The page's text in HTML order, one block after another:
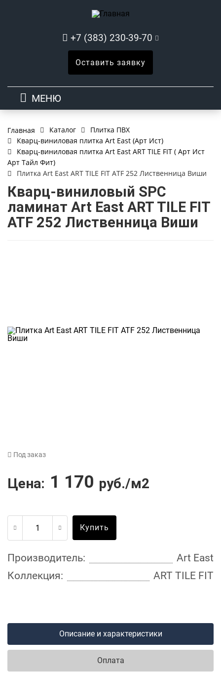
+7 (383) 230-39-70
Оставить заявку
МЕНЮ
Главная Каталог
Плитка ПВХ
Кварц-виниловая плитка Art East (Арт Ист)
Кварц-виниловая плитка Art East ART TILE FIT ( Арт Ист
Арт Тайл Фит)
Плитка Art East ART TILE FIT ATF 252 Лиственница Виши
Кварц-виниловый SPC
ламинат Art East ART TILE FIT
ATF 252 Лиственница Виши
Под заказ
Цена: 1 170 руб./м2
Купить
Производитель:
Art East
Коллекция:
ART TILE FIT
Описание и характеристики
Оплата